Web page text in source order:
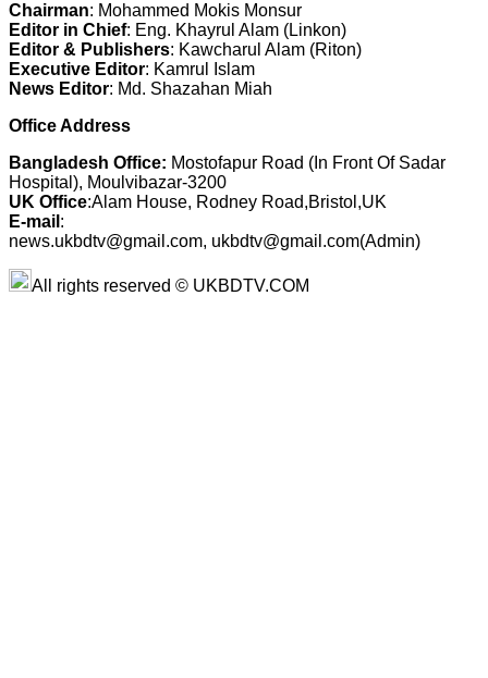
Chairman: Mohammed Mokis Monsur
Editor in Chief: Eng. Khayrul Alam (Linkon)
Editor & Publishers: Kawcharul Alam (Riton)
Executive Editor: Kamrul Islam
News Editor: Md. Shazahan Miah
Office Address
Bangladesh Office: Mostofapur Road (In Front Of Sadar
Hospital), Moulvibazar-3200
UK Office:Alam House, Rodney Road,Bristol,UK
E-mail :
news.ukbdtv@gmail.com, ukbdtv@gmail.com(Admin)
All rights reserved © UKBDTV.COM